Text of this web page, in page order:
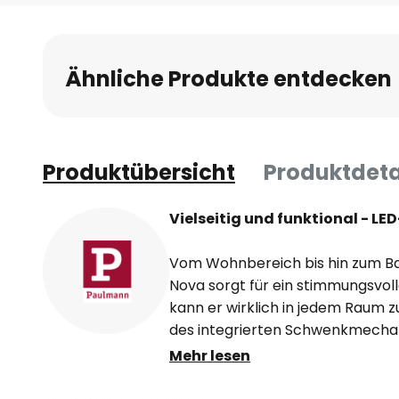
Bildgalerie
springen
Ähnliche Produkte entdecken
Produktübersicht
Vielseitig und funktional -
Vom Wohnbereich bis hin zum
Nova sorgt für ein
kann er wirklich in jedem Raum
des integrierten
des großflächigen Lichtkegels
Mehr lesen